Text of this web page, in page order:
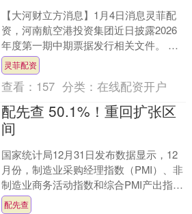
【大河财立方消息】1月4日消息灵菲配
资，河南航空港投资集团近日披露2026
年度第一期中期票据发行相关文件。 本
期债券发行金额上限5亿元，期限3年，
募集资金拟全部....
灵菲配资
查看： 157 分类：在线配资开户
配先查 50.1%！重回扩张区
间
国家统计局12月31日发布数据显示，12
月份，制造业采购经理指数（PMI）、非
制造业商务活动指数和综合PMI产出指数
分别为50.1%、50.2%和50.7%，比....
配先查